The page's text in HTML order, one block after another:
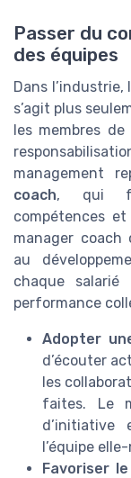
Passer du
des équipes
Dans
s’agit plus
les membres de
management
coach, qui
compétences et
manager coach
au
chaque
performance
Adopter
d’écouter
les
faites. Le
l’équipe
Favoriser